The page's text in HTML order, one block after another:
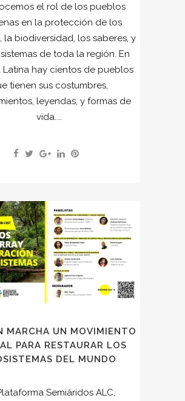
el rol de los pueblos
en la protección de los
la biodiversidad, los saberes, y
de toda la región. En
Latina hay cientos de pueblos
tienen sus costumbres,
leyendas, y formas de
vida....
MARCHA UN MOVIMIENTO
PARA RESTAURAR LOS
DEL MUNDO
Semiáridos ALC,